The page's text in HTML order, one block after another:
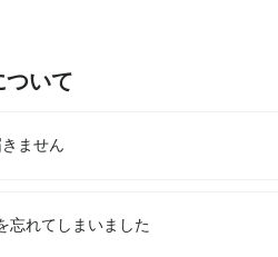
いて
ません
忘れてしまいました